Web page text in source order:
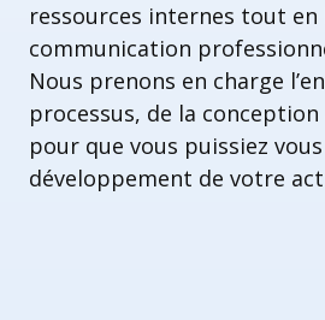
ressources internes tout en
communication
Nous prenons en charge
processus, de la
pour que vous puissiez
développement de votre